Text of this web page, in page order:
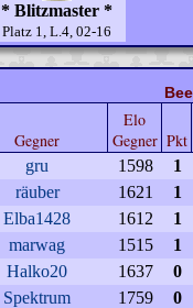
* Blitzmaster *
Platz 1, L.4, 02-16
Gegner
Elo
Gegner Pkt
gru 1598
1
räuber 1621
1
Elba1428 1612
1
marwag 1515
1
Halko20 1637
0
Spektrum 1759
0